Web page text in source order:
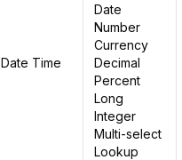
Date Time
Date
Number
Currency
Decimal
Percent
Long
Integer
Multi-select
Lookup